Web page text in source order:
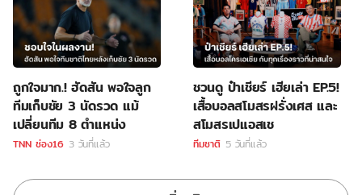
ถูกใจมาก.! ฮัดสัน พอใจลูก
ทีมเก็บชัย 3 นัดรวด แม้
เปลี่ยนทีม 8 ตำแหน่ง
TNN ช่อง16 3 วันที่แล้ว
ชวนดู ป๋าเชียร์ เฮียเล่า EP.5!
เสื้อบอลสโมสรฝรั่งเศส และ
สโมสรเปแอสเช
ทีมชาติ 5 วันที่แล้ว